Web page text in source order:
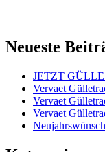
Neueste
JETZT
Vervaet
Vervaet
Vervaet